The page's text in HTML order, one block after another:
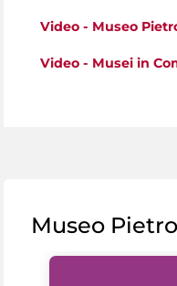
Video - Museo
Video - Musei in
Museo